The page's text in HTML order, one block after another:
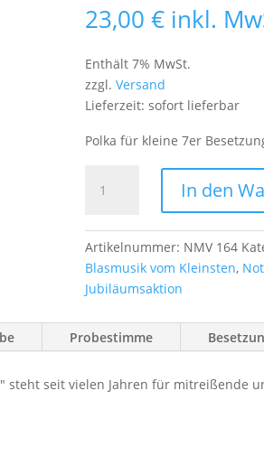
23,00€ inkl.
Enthält 7% MwSt.
zzgl.Versand
Lieferzeit: sofort lieferbar
Polka für kleine 7er
Heimkehr
In den
Artikelnummer: NMV 164
Blasmusik vom Kleinsten,
Jubiläumsaktion
Probestimme
steht seit vielen Jahren für mitreißende